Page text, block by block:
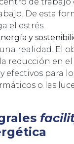
De esta
el estrés.
y
realidad. El
reducción en
efectivos para
o las